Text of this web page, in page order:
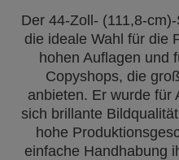
Der 44-Zoll- (111,8-
die ideale Wahl für die
hohen Auflagen und
Copyshops, die
anbieten. Er wurde für
sich brillante
hohe
einfache Handhabung